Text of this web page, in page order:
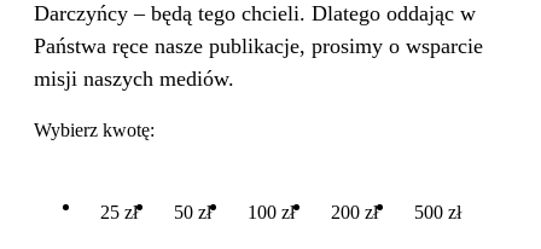
Darczyńcy – będą tego chcieli. Dlatego oddając w
Państwa ręce nasze publikacje, prosimy o wsparcie
misji naszych mediów.
Wybierz kwotę:
25 zł 50 zł 100 zł 200 zł 500 zł